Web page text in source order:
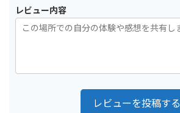
レビュー内容
レビューを投稿する